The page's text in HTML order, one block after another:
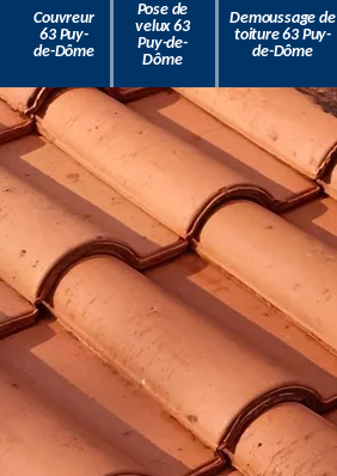
Couvreur
63 Puy-
de-Dôme
Pose de
velux 63
Puy-de-
Dôme
Demoussage de
toiture 63 Puy-
de-Dôme